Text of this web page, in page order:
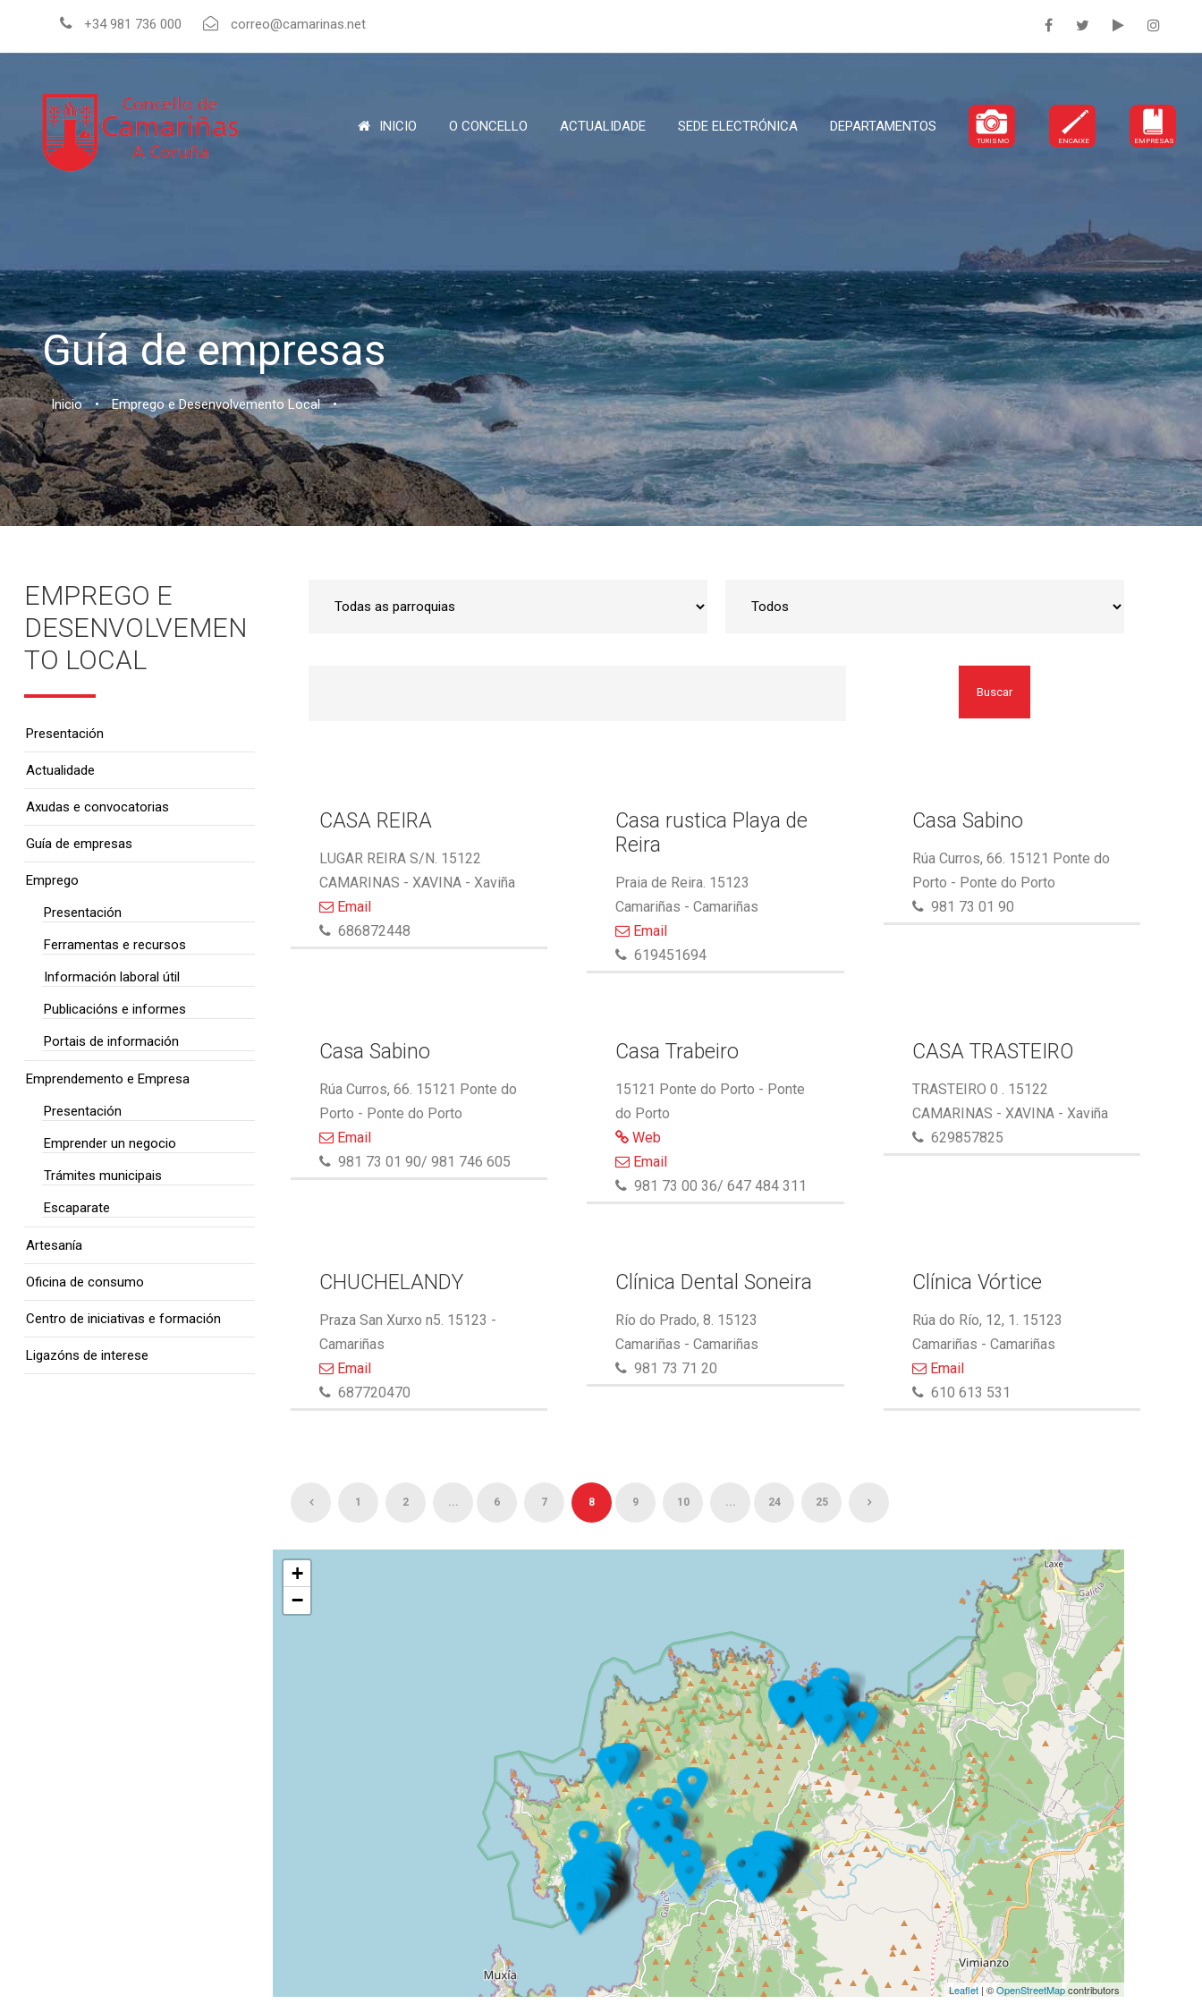
+34 981 736 000 correo@camarinas.net
INICIO O CONCELLO ACTUALIDADE SEDE ELECTRÓNICA DEPARTAMENTOS
TURISMO ENCAIXE EMPRESAS
Guía de empresas
Inicio • Emprego e Desenvolvemento Local •
Buscar
CASA REIRA
LUGAR REIRA S/N. 15122
CAMARINAS - XAVINA - Xaviña
Email
686872448
Casa rustica Playa de
Reira
Praia de Reira. 15123
Camariñas - Camariñas
Email
619451694
Casa Sabino
Rúa Curros, 66. 15121 Ponte do
Porto - Ponte do Porto
981 73 01 90
Casa Sabino
Rúa Curros, 66. 15121 Ponte do
Porto - Ponte do Porto
Email
981 73 01 90/ 981 746 605
Casa Trabeiro
15121 Ponte do Porto - Ponte
do Porto
Web
Email
981 73 00 36/ 647 484 311
CASA TRASTEIRO
TRASTEIRO 0 . 15122
CAMARINAS - XAVINA - Xaviña
629857825
CHUCHELANDY
Praza San Xurxo n5. 15123 -
Camariñas
Email
687720470
Clínica Dental Soneira
Río do Prado, 8. 15123
Camariñas - Camariñas
981 73 71 20
Clínica Vórtice
Rúa do Río, 12, 1. 15123
Camariñas - Camariñas
Email
610 613 531
1 2 ... 6 7 8 9 10 ... 24 25
+
−
Leaflet | ©OpenStreetMapcontributors
EMPREGO E
DESENVOLVEMEN
TO LOCAL
Presentación
Actualidade
Axudas e convocatorias
Guía de empresas
Emprego
Presentación
Ferramentas e recursos
Información laboral útil
Publicacións e informes
Portais de información
Emprendemento e Empresa
Presentación
Emprender un negocio
Trámites municipais
Escaparate
Artesanía
Oficina de consumo
Centro de iniciativas e formación
Ligazóns de interese